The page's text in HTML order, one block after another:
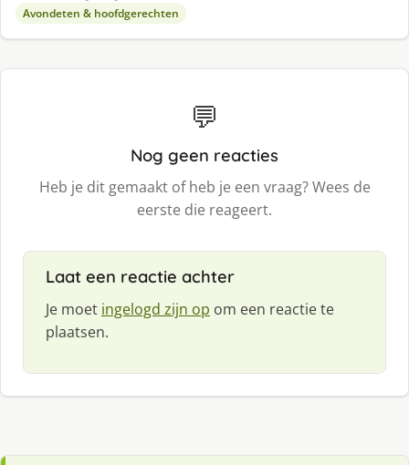
Avondeten & hoofdgerechten
💬
Nog geen reacties
Heb je dit gemaakt of heb je een vraag? Wees de
eerste die reageert.
Laat een reactie achter
Je moet ingelogd zijn op om een reactie te
plaatsen.